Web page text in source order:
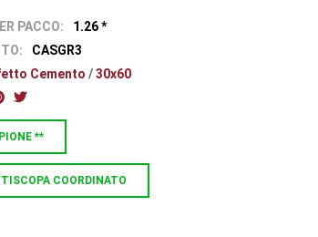
PACCO:
1.26 *
CASGR3
Cemento /30x60
**
COORDINATO